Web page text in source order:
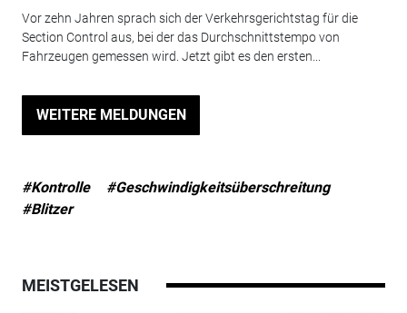
Vor zehn Jahren sprach sich der Verkehrsgerichtstag für die
Section Control aus, bei der das Durchschnittstempo von
Fahrzeugen gemessen wird. Jetzt gibt es den ersten...
WEITERE MELDUNGEN
#Kontrolle
#Geschwindigkeitsüberschreitung
#Blitzer
MEISTGELESEN